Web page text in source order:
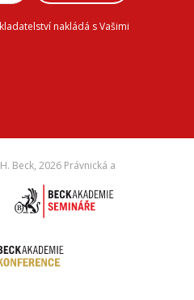
nakládá s Vašimi
Beck, 2026 Právnická a